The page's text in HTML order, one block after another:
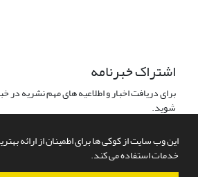
این وب سایت از کوکی ها برای اطمینان از ارائه
خدمات استفاده می کند.
اشتراک خبرنامه
برای دریافت اخبار و اطلاعیه های مهم نشریه
شوید.